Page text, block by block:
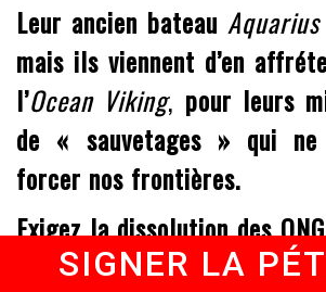
Leur ancien bateau Aquarius
mais ils viennent d’en
l’Ocean Viking, pour leurs
de « sauvetages » qui ne
forcer nos frontières.
Exigez la dissolution des
l’immigration massive.
SIGNER LA